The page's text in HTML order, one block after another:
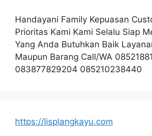
Handayani Family Kepuasan
Prioritas Kami Kami Selalu Siap
Yang Anda Butuhkan Baik
Maupun Barang Call/WA
083877829204 085210238440
https://lisplangkayu.com